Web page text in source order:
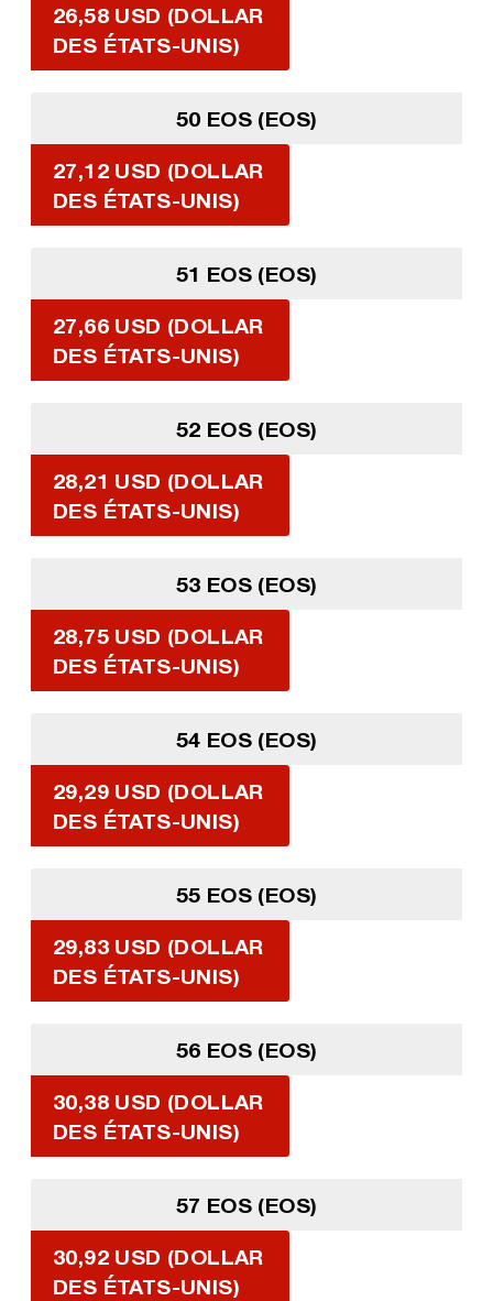
26,58 USD (DOLLAR
DES ÉTATS-UNIS)
50 EOS (EOS)
27,12 USD (DOLLAR
DES ÉTATS-UNIS)
51 EOS (EOS)
27,66 USD (DOLLAR
DES ÉTATS-UNIS)
52 EOS (EOS)
28,21 USD (DOLLAR
DES ÉTATS-UNIS)
53 EOS (EOS)
28,75 USD (DOLLAR
DES ÉTATS-UNIS)
54 EOS (EOS)
29,29 USD (DOLLAR
DES ÉTATS-UNIS)
55 EOS (EOS)
29,83 USD (DOLLAR
DES ÉTATS-UNIS)
56 EOS (EOS)
30,38 USD (DOLLAR
DES ÉTATS-UNIS)
57 EOS (EOS)
30,92 USD (DOLLAR
DES ÉTATS-UNIS)